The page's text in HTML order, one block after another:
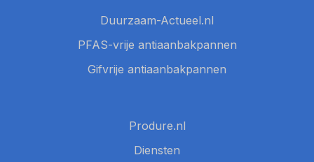
Duurzaam-Actueel.nl
PFAS-vrije antiaanbakpannen
Gifvrije antiaanbakpannen
Produre.nl
Diensten